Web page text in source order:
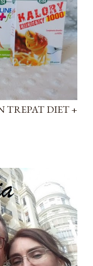
TREPAT DIET +